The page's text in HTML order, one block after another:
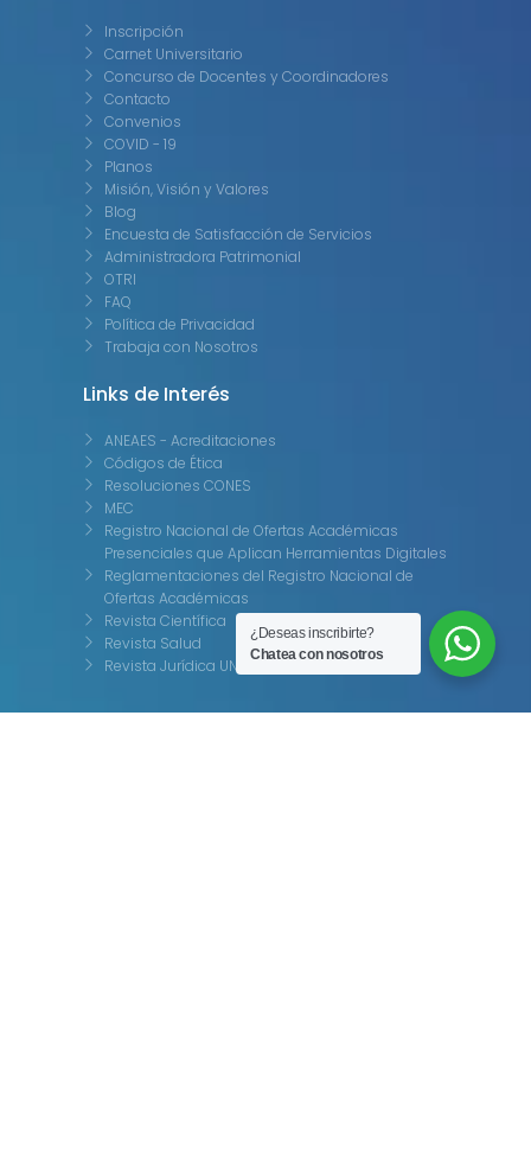
Inscripción
Carnet Universitario
Concurso de Docentes y Coordinadores
Contacto
Convenios
COVID - 19
Planos
Misión, Visión y Valores
Blog
Encuesta de Satisfacción de Servicios
Administradora Patrimonial
OTRI
FAQ
Política de Privacidad
Trabaja con Nosotros
Links de Interés
ANEAES - Acreditaciones
Códigos de Ética
Resoluciones CONES
MEC
Registro Nacional de Ofertas Académicas
Presenciales que Aplican Herramientas Digitales
Reglamentaciones del Registro Nacional de
Ofertas Académicas
Revista Científica
Revista Salud
Revista Jurídica UNIDA
Encontranos Aquí
¿Deseas inscribirte?
Chatea con nosotros